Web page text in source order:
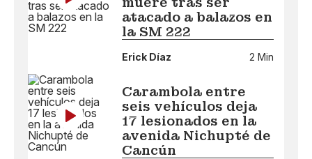
atacado a balazos en
la SM 222
Erick Díaz 2 Min
Carambola entre
seis vehículos deja
17 lesionados en la
avenida Nichupté de
Cancún